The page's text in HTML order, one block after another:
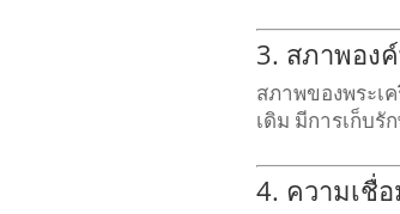
3. สภาพอง
สภาพของพระเ
เดิม มีการเก็บ
4. ความเชื่